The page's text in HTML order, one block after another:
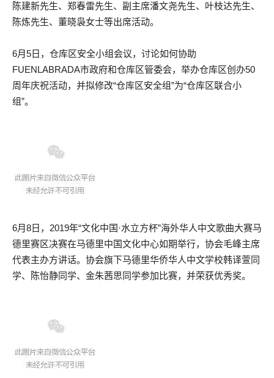
陈建新先生、郑春雷先生、副主席潘文尧先生、叶枝达先生、
陈炼先生、董晓袅女士等出席活动。
6月5日，仓库区安全小组会议，讨论如何协助
FUENLABRADA市政府和仓库区管委会，举办仓库区创办50
周年庆祝活动，并拟修改“仓库区安全组”为“仓库区联合小
组”。
6月8日，2019年“文化中国·水立方杯”海外华人中文歌曲大赛马
德里赛区决赛在马德里中国文化中心如期举行，协会毛峰主席
代表主办方讲话。协会旗下马德里华侨华人中文学校韩译萱同
学、陈怡静同学、金朱茜思同学参加比赛，并荣获优秀奖。